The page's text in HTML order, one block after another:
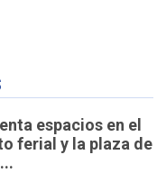
espacios en el
ferial y la plaza de